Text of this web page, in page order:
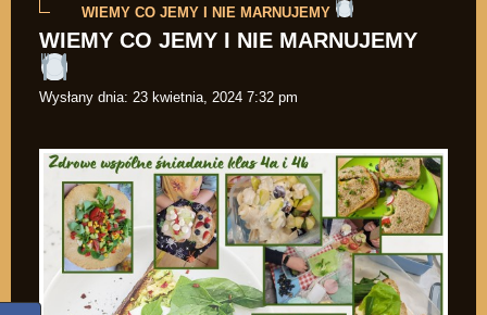
WIEMY CO JEMY I NIE MARNUJEMY
WIEMY CO JEMY I NIE MARNUJEMY
Wysłany dnia: 23 kwietnia, 2024 7:32 pm